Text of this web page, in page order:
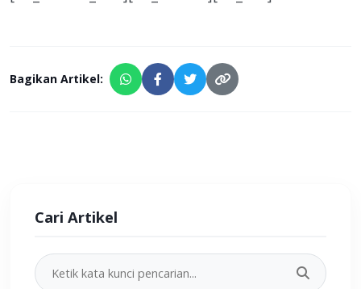
Bagikan Artikel:
Cari Artikel